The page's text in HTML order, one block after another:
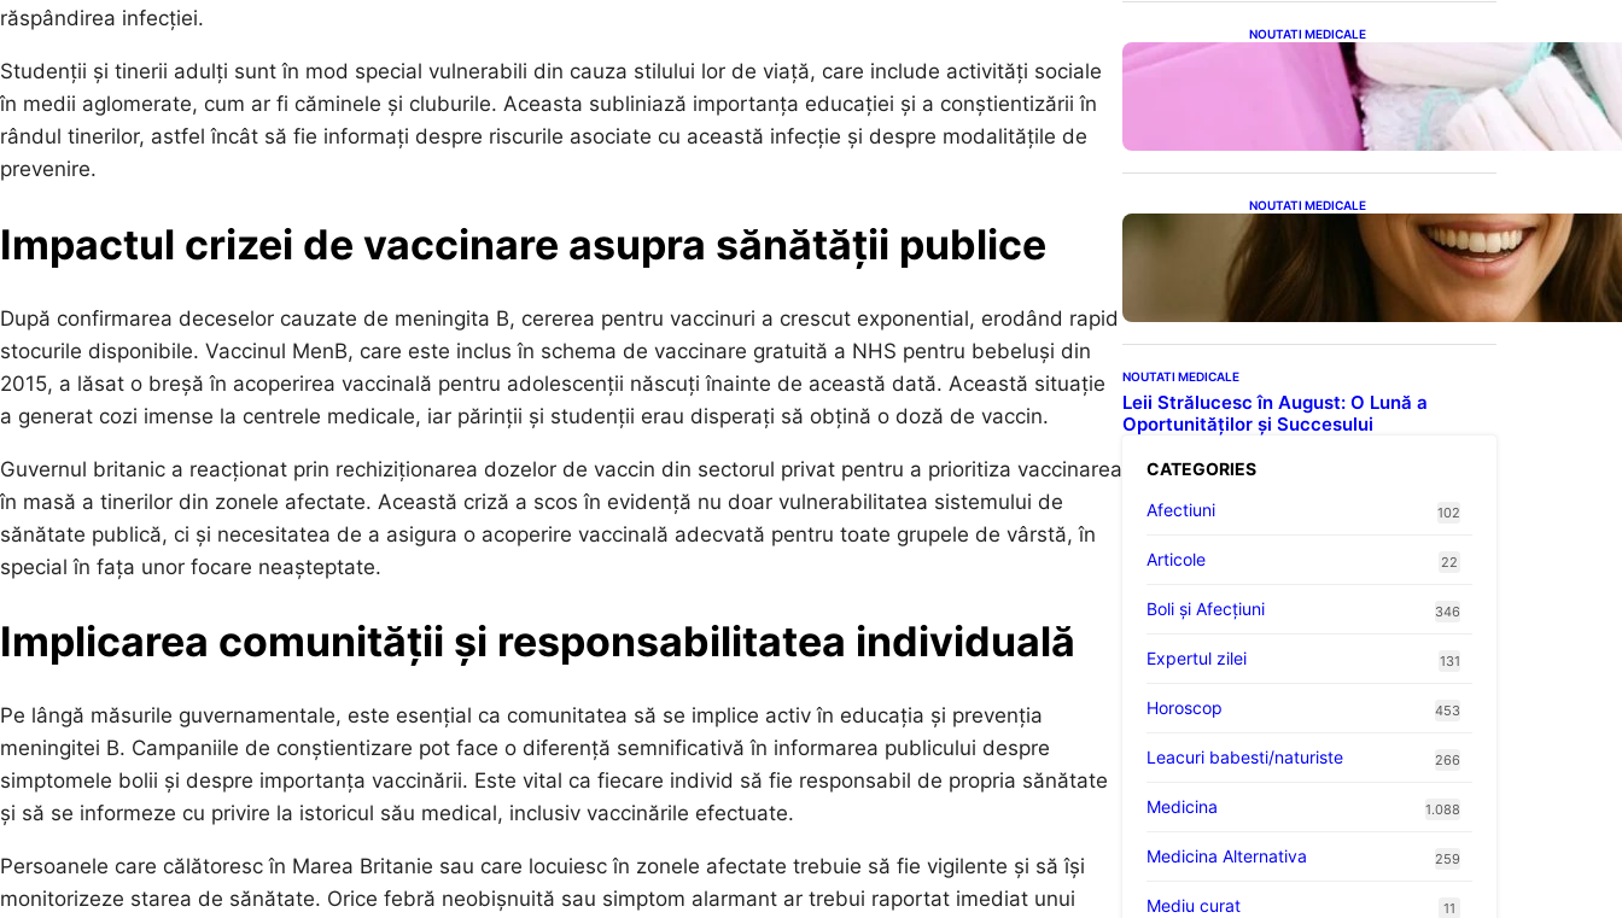
răspândirea infecției.
Studenții și tinerii adulți sunt în mod special vulnerabili din cauza stilului lor de viață, care include activități sociale
în medii aglomerate, cum ar fi căminele și cluburile. Aceasta subliniază importanța educației și a conștientizării în
rândul tinerilor, astfel încât să fie informați despre riscurile asociate cu această infecție și despre modalitățile de
prevenire.
Impactul crizei de vaccinare asupra sănătății publice
După confirmarea deceselor cauzate de meningita B, cererea pentru vaccinuri a crescut exponential, erodând rapid
stocurile disponibile. Vaccinul MenB, care este inclus în schema de vaccinare gratuită a NHS pentru bebeluși din
2015, a lăsat o breșă în acoperirea vaccinală pentru adolescenții născuți înainte de această dată. Această situație
a generat cozi imense la centrele medicale, iar părinții și studenții erau disperați să obțină o doză de vaccin.
Guvernul britanic a reacționat prin rechiziționarea dozelor de vaccin din sectorul privat pentru a prioritiza vaccinarea
în masă a tinerilor din zonele afectate. Această criză a scos în evidență nu doar vulnerabilitatea sistemului de
sănătate publică, ci și necesitatea de a asigura o acoperire vaccinală adecvată pentru toate grupele de vârstă, în
special în fața unor focare neașteptate.
Implicarea comunității și responsabilitatea individuală
Pe lângă măsurile guvernamentale, este esențial ca comunitatea să se implice activ în educația și prevenția
meningitei B. Campaniile de conștientizare pot face o diferență semnificativă în informarea publicului despre
simptomele bolii și despre importanța vaccinării. Este vital ca fiecare individ să fie responsabil de propria sănătate
și să se informeze cu privire la istoricul său medical, inclusiv vaccinările efectuate.
Persoanele care călătoresc în Marea Britanie sau care locuiesc în zonele afectate trebuie să fie vigilente și să își
monitorizeze starea de sănătate. Orice febră neobișnuită sau simptom alarmant ar trebui raportat imediat unui
NOUTATI MEDICALE
Tampoanele menstruale: O
analiză profundă a riscurilor
legate de metale toxice
NOUTATI MEDICALE
Ceaiul – Băutura care
protejează inima:
Descoperiri recente despre
beneficiile consumului zilnic
NOUTATI MEDICALE
Leii Strălucesc în August: O Lună a
Oportunităților și Succesului
CATEGORIES
Afectiuni
102
Articole 22
Boli și Afecțiuni 346
Expertul zilei 131
Horoscop 453
Leacuri babesti/naturiste 266
Medicina 1.088
Medicina Alternativa 259
Mediu curat 11